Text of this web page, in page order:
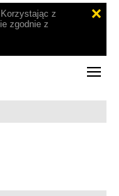
z
zgodnie z